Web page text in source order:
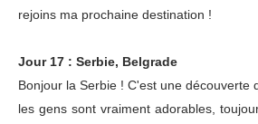
rejoins ma prochaine destination !
Jour 17 : Serbie, Belgrade
Bonjour la Serbie ! C'est une découverte
les gens sont vraiment adorables,